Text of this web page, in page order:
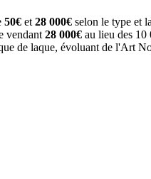
50€ et 28 000€ selon le type et
vendant 28 000€ au lieu des 10
de laque, évoluant de l'Art